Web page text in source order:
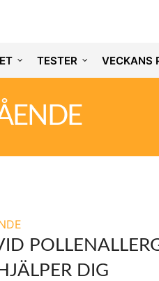
TESTER VECKANS
DIG